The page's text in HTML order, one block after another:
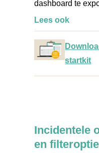
dashboard te
Lees ook
startkit
Incidentele
en filteroptie